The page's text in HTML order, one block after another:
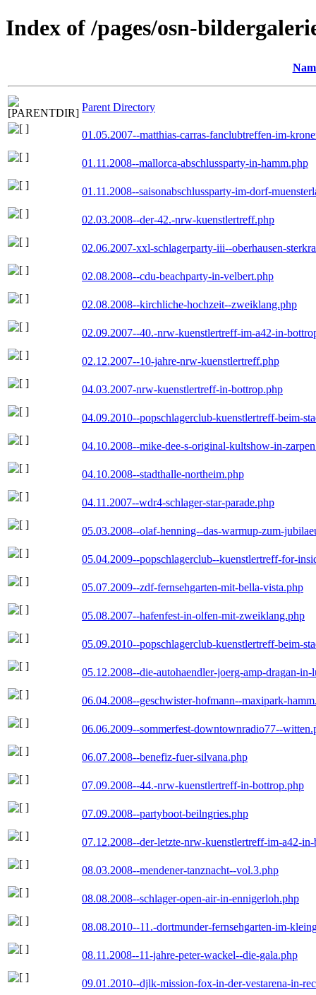
Index of /pages/osn-
Parent Directory
01.05.2007--matthias-carras-fanclubtreffen-im-
01.11.2008--mallorca-abschlussparty-in-hamm.php
01.11.2008--saisonabschlussparty-im-dorf-
02.03.2008--der-42.-nrw-kuenstlertreff.php
02.06.2007-xxl-schlagerparty-iii--oberhausen-
02.08.2008--cdu-beachparty-in-velbert.php
02.08.2008--kirchliche-hochzeit--zweiklang.php
02.09.2007--40.-nrw-kuenstlertreff-im-a42-in-
02.12.2007--10-jahre-nrw-kuenstlertreff.php
04.03.2007-nrw-kuenstlertreff-in-bottrop.php
04.09.2010--popschlagerclub-kuenstlertreff-beim-
04.10.2008--mike-dee-s-original-kultshow-in-
04.10.2008--stadthalle-northeim.php
04.11.2007--wdr4-schlager-star-parade.php
05.03.2008--olaf-henning--das-warmup-zum-
05.04.2009--popschlagerclub--kuenstlertreff-for-
05.07.2009--zdf-fernsehgarten-mit-bella-vista.php
05.08.2007--hafenfest-in-olfen-mit-zweiklang.php
05.09.2010--popschlagerclub-kuenstlertreff-beim-
05.12.2008--die-autohaendler-joerg-amp-dragan-in-
06.04.2008--geschwister-hofmann--maxipark-
06.06.2009--sommerfest-downtownradio77--
06.07.2008--benefiz-fuer-silvana.php
07.09.2008--44.-nrw-kuenstlertreff-in-bottrop.php
07.09.2008--partyboot-beilngries.php
07.12.2008--der-letzte-nrw-kuenstlertreff-im-a42-
08.03.2008--mendener-tanznacht--vol.3.php
08.08.2008--schlager-open-air-in-ennigerloh.php
08.08.2010--11.-dortmunder-fernsehgarten-im-
08.11.2008--11-jahre-peter-wackel--die-gala.php
09.01.2010--djlk-mission-fox-in-der-vestarena-in-